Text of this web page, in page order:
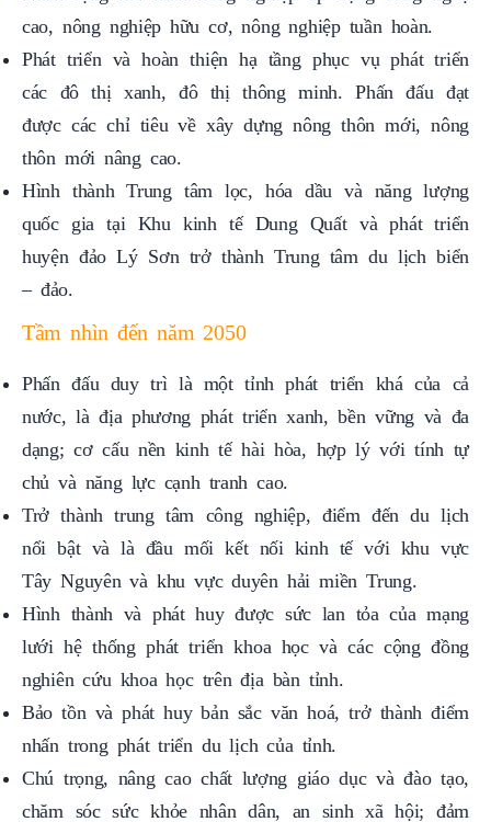
Phát triển và hoàn thiện hạ tầng phục vụ phát triển
các đô thị xanh, đô thị thông minh. Phấn đấu đạt
được các chỉ tiêu về xây dựng nông thôn mới, nông
thôn mới nâng cao.
Hình thành Trung tâm lọc, hóa dầu và năng lượng
quốc gia tại Khu kinh tế Dung Quất và phát triển
huyện đảo Lý Sơn trở thành Trung tâm du lịch biển
– đảo.
Tầm nhìn đến năm 2050
Phấn đấu duy trì là một tỉnh phát triển khá của cả
nước, là địa phương phát triển xanh, bền vững và đa
dạng; cơ cấu nền kinh tế hài hòa, hợp lý với tính tự
chủ và năng lực cạnh tranh cao.
Trở thành trung tâm công nghiệp, điểm đến du lịch
nổi bật và là đầu mối kết nối kinh tế với khu vực
Tây Nguyên và khu vực duyên hải miền Trung.
Hình thành và phát huy được sức lan tỏa của mạng
lưới hệ thống phát triển khoa học và các cộng đồng
nghiên cứu khoa học trên địa bàn tỉnh.
Bảo tồn và phát huy bản sắc văn hoá, trở thành điểm
nhấn trong phát triển du lịch của tỉnh.
Chú trọng, nâng cao chất lượng giáo dục và đào tạo,
chăm sóc sức khỏe nhân dân, an sinh xã hội; đảm
bảo quốc phòng, an ninh và trật tự an toàn xã hội.